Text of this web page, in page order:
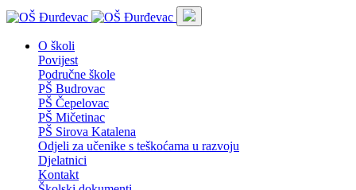
O školi
Povijest
Područne škole
PŠ Budrovac
PŠ Čepelovac
PŠ Mičetinac
PŠ Sirova Katalena
Odjeli za učenike s teškoćama u razvoju
Djelatnici
Kontakt